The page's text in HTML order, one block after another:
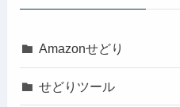
Amazonせどり
せどりツール